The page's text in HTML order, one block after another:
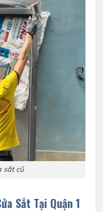
sắt cũ
Sắt Tại Quận 1